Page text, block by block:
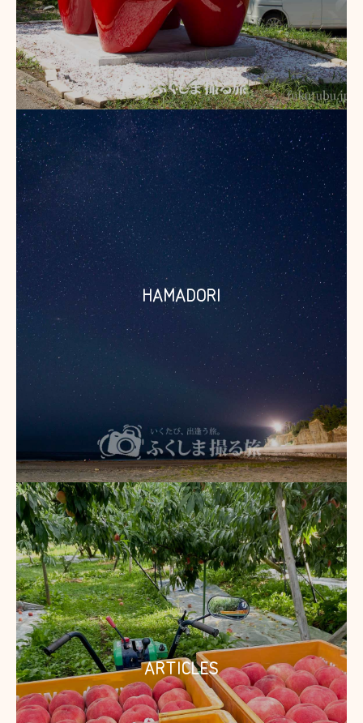
HAMADORI
ARTICLES